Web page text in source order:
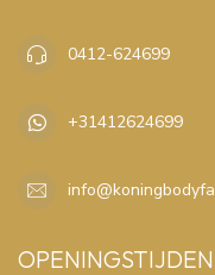
0412-624699
+31412624699
OPENINGSTIJDEN